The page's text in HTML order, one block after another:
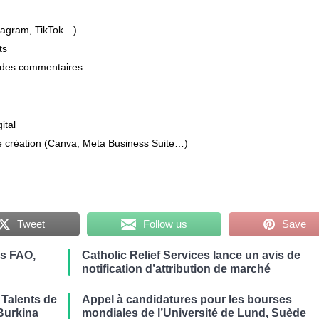
TikTok…)
commentaires
création (Canva, Meta Business Suite…)
Tweet Follow us Save
FAO,
Catholic Relief Services lance un avis de
notification d’attribution de marché
de
Appel à candidatures pour les bourses
mondiales de l’Université de Lund, Suède